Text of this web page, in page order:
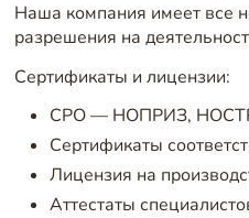
Наша компания имеет все
разрешения на
Сертификаты и лицензии:
СРО — НОПРИЗ,
Сертификаты
Лицензия на
Аттестаты